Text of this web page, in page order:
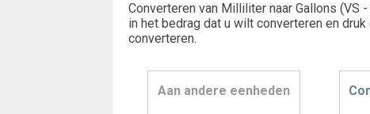
Converteren van Milliliter naar Gallons (VS
in het bedrag dat u wilt converteren en druk
converteren.
Aan andere eenheden